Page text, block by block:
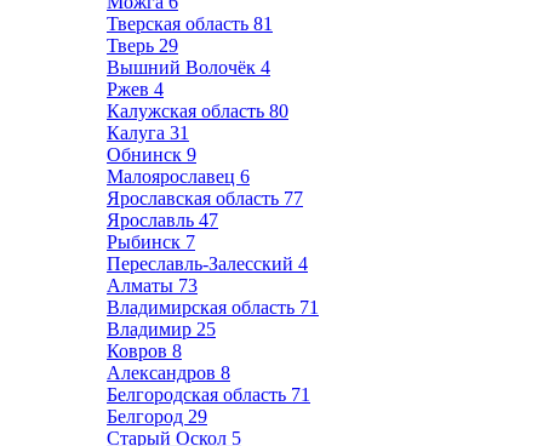
Тверская область 81
Тверь 29
Вышний Волочёк 4
Ржев 4
Калужская область 80
Калуга 31
Обнинск 9
Малоярославец 6
Ярославская область 77
Ярославль 47
Рыбинск 7
Переславль-Залесский 4
Алматы 73
Владимирская область 71
Владимир 25
Ковров 8
Александров 8
Белгородская область 71
Белгород 29
Старый Оскол 5